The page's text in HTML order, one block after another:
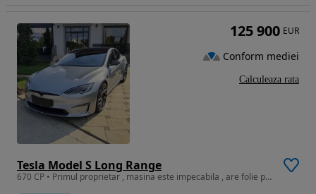
Tesla Model S Long Range
670 CP • Primul proprietar , masina este impecabila , are folie protectie
125 900 EUR
Conform mediei
Calculeaza rata